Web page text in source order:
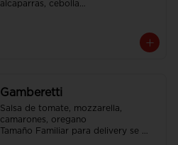
alcaparras, cebolla
Gamberetti
Salsa de tomate, mozzarella,
camarones, oregano
Tamaño Familiar para delivery se